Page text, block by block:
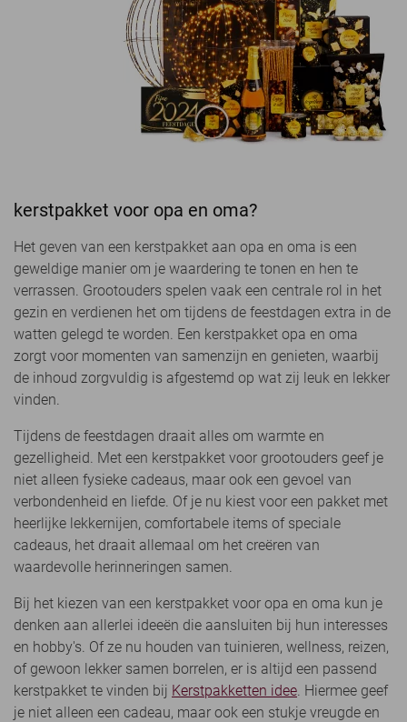
kerstpakket voor opa en oma?
Het geven van een kerstpakket aan opa en oma is een
geweldige manier om je waardering te tonen en hen te
verrassen. Grootouders spelen vaak een centrale rol in het
gezin en verdienen het om tijdens de feestdagen extra in de
watten gelegd te worden. Een kerstpakket opa en oma
zorgt voor momenten van samenzijn en genieten, waarbij
de inhoud zorgvuldig is afgestemd op wat zij leuk en lekker
vinden.
Tijdens de feestdagen draait alles om warmte en
gezelligheid. Met een kerstpakket voor grootouders geef je
niet alleen fysieke cadeaus, maar ook een gevoel van
verbondenheid en liefde. Of je nu kiest voor een pakket met
heerlijke lekkernijen, comfortabele items of speciale
cadeaus, het draait allemaal om het creëren van
waardevolle herinneringen samen.
Bij het kiezen van een kerstpakket voor opa en oma kun je
denken aan allerlei ideeën die aansluiten bij hun interesses
en hobby's. Of ze nu houden van tuinieren, wellness, reizen,
of gewoon lekker samen borrelen, er is altijd een passend
kerstpakket te vinden bij Kerstpakketten idee. Hiermee geef
je niet alleen een cadeau, maar ook een stukje vreugde en